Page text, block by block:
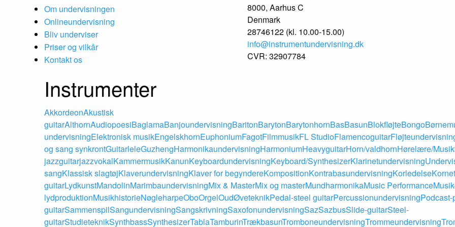
Om undervisningen
Onlineundervisning
Bliv underviser
Priser og vilkår
Kontakt os
8000, Aarhus C
Denmark
28746122 (kl. 10.00-15.00)
info@instrumentundervisning.dk
CVR: 32907784
Instrumenter
AkkordeonAkustisk
guitarAlthornAudiopoesiBaglamaBanjoundervisningBaritonBarytonBarytonhornBasBasunBlokfløjteBongo
undervisningElektronisk musikEngelskhornEuphoniumFagotFilmmusikFL StudioFlamencoguitar
og sang synkrontGuitarleleGuzhengHarmonikaundervisningHarmoniumHeavyguitarHorn/valdhornHørelære/
jazzguitarjazzvokalKammermusikKanunKeyboardundervisningKeyboard/SynthesizerKlarinetundervisning
sangKlassisk slagtøjKlaverundervisningKlaver for begyndereKompositionKontrabasundervisningKorledelseKornet
guitarLydkunstMandolinMarimbaundervisningMix & MasterMix og masterMundharmonikaMusic Performance
lydproduktionMusikhistorieNøgleharpeOboOrgelOudØveteknikPedal-steel guitarPercussionundervisning
guitarSammenspilSangundervisningSangskrivningSaxofonundervisningSazSazbusSlide-guitarSteel-
guitarStudieteknikSynthbassSynthesizerTablaTamburinTrækbasunTromboneundervisningTrommeundervisning